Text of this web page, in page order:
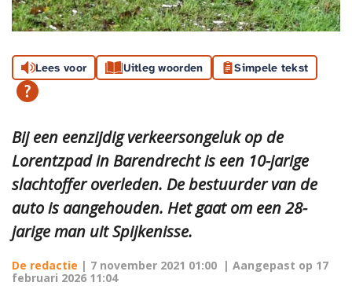
Lees voor Uitleg woorden Simpele tekst
Bij een eenzijdig verkeersongeluk op de
Lorentzpad in Barendrecht is een 10-jarige
slachtoffer overleden. De bestuurder van de
auto is aangehouden. Het gaat om een 28-
jarige man uit Spijkenisse.
De redactie | 7 november 2021 01:00 | Aangepast op 17
februari 2026 11:04